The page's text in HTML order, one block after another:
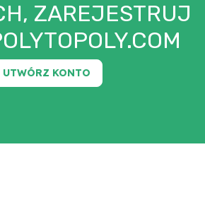
ZAREJESTRUJ
UTWÓRZ KONTO